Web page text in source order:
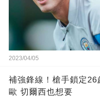
2023/04/05
補強鋒線！槍手鎖定
歐 切爾西也想要